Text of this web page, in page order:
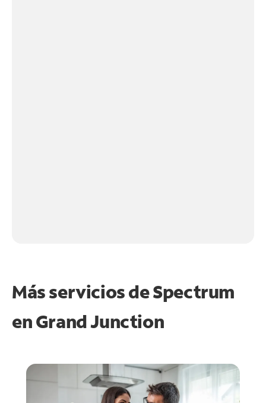
Más servicios de Spectrum
enGrand Junction